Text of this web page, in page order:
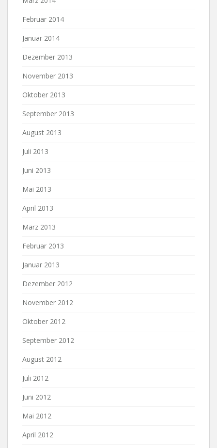
Februar 2014
Januar 2014
Dezember 2013
November 2013
Oktober 2013
September 2013
August 2013
Juli 2013
Juni 2013
Mai 2013
April 2013
März 2013
Februar 2013
Januar 2013
Dezember 2012
November 2012
Oktober 2012
September 2012
August 2012
Juli 2012
Juni 2012
Mai 2012
April 2012